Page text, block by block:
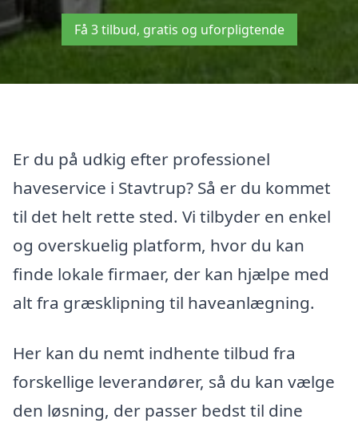
Få 3 tilbud, gratis og uforpligtende
Er du på udkig efter professionel
haveservice i Stavtrup? Så er du kommet
til det helt rette sted. Vi tilbyder en enkel
og overskuelig platform, hvor du kan
finde lokale firmaer, der kan hjælpe med
alt fra græsklipning til haveanlægning.
Her kan du nemt indhente tilbud fra
forskellige leverandører, så du kan vælge
den løsning, der passer bedst til dine